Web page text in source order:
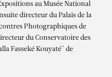
KONATÉ
– BINTOU T.,
au Musée National
directeur du Palais de la
Photographiques de
du Conservatoire des
Fasseké Kouyaté" de